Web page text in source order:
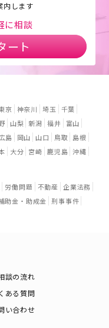
内します
に相談
ート
京 神奈川 埼玉
千葉
山梨 新潟 福井
富山
島 岡山 山口 鳥取
島根
大分 宮崎 鹿児島 沖縄
労働問題 不動産 企業法務
助金・助成金 刑事事件
談の流れ
ある質問
い合わせ